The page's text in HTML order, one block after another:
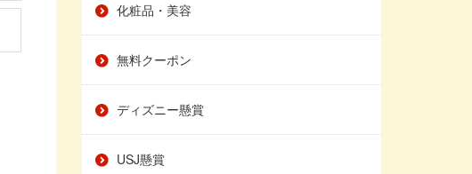
化粧品・美容
無料クーポン
ディズニー懸賞
USJ懸賞